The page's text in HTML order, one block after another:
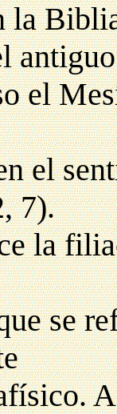
la
el
el
7).
la
se